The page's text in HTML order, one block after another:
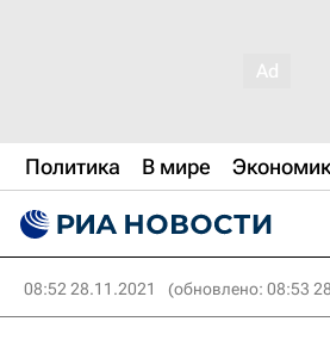
Политика В мире
08:52 28.11.2021 (обновлено: 08:53